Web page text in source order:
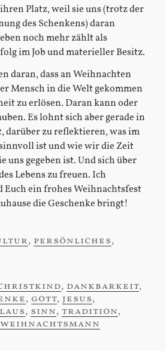
Platz, weil sie uns (trotz der
des Schenkens) daran
noch mehr zählt als
im Job und materieller Besitz.
daran, dass an Weihnachten
Mensch in die Welt gekommen
zu erlösen. Daran kann oder
Es lohnt sich aber gerade in
darüber zu reflektieren, was im
ist und wie wir die Zeit
uns gegeben ist. Und sich über
Lebens zu freuen. Ich
Euch ein frohes Weihnachtsfest
die Geschenke bringt!
, persönliches,
, dankbarkeit,
, gott, jesus,
, sinn,tradition,
weihnachtsmann